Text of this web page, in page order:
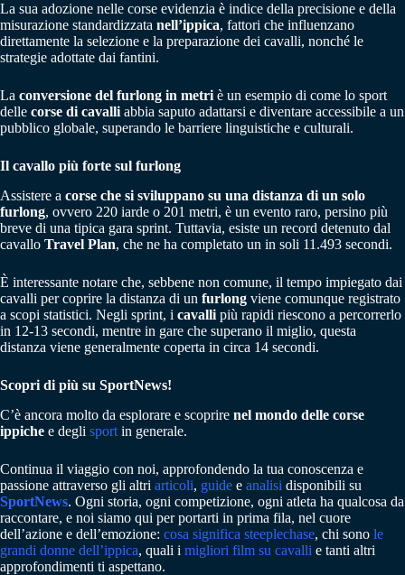
La sua adozione nelle corse evidenzia è indice della precisione e della
misurazione standardizzata nell’ippica, fattori che influenzano
direttamente la selezione e la preparazione dei cavalli, nonché le
strategie adottate dai fantini.
La conversione del furlong in metri è un esempio di come lo sport
delle corse di cavalli abbia saputo adattarsi e diventare accessibile a un
pubblico globale, superando le barriere linguistiche e culturali.
Il cavallo più forte sul furlong
Assistere a corse che si sviluppano su una distanza di un solo
furlong, ovvero 220 iarde o 201 metri, è un evento raro, persino più
breve di una tipica gara sprint. Tuttavia, esiste un record detenuto dal
cavallo Travel Plan, che ne ha completato un in soli 11.493 secondi.
È interessante notare che, sebbene non comune, il tempo impiegato dai
cavalli per coprire la distanza di un furlong viene comunque registrato
a scopi statistici. Negli sprint, i cavalli più rapidi riescono a percorrerlo
in 12-13 secondi, mentre in gare che superano il miglio, questa
distanza viene generalmente coperta in circa 14 secondi.
Scopri di più su SportNews!
C’è ancora molto da esplorare e scoprire nel mondo delle corse
ippiche e degli sport in generale.
Continua il viaggio con noi, approfondendo la tua conoscenza e
passione attraverso gli altri articoli, guide e analisi disponibili su
SportNews. Ogni storia, ogni competizione, ogni atleta ha qualcosa da
raccontare, e noi siamo qui per portarti in prima fila, nel cuore
dell’azione e dell’emozione: cosa significa steeplechase, chi sono le
grandi donne dell’ippica, quali i migliori film su cavalli e tanti altri
approfondimenti ti aspettano.